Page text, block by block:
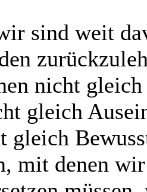
sind weit
nicht
gleich
gleich
mit denen